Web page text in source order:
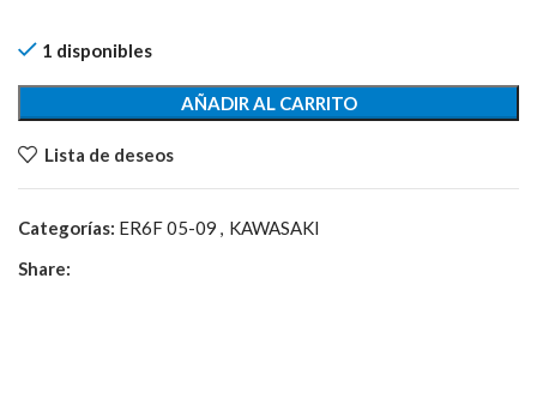
1 disponibles
AÑADIR AL CARRITO
Lista de deseos
Categorías: ER6F 05-09 , KAWASAKI
Share: